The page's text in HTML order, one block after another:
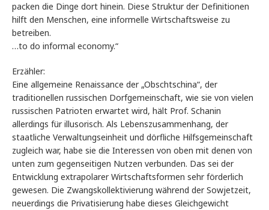
packen die Dinge dort hinein. Diese Struktur der Definitionen
hilft den Menschen, eine informelle Wirtschaftsweise zu
betreiben.
…to do informal economy.“
Erzähler:
Eine allgemeine Renaissance der „Obschtschina“, der
traditionellen russischen Dorfgemeinschaft, wie sie von vielen
russischen Patrioten erwartet wird, hält Prof. Schanin
allerdings für illusorisch. Als Lebenszusammenhang, der
staatliche Verwaltungseinheit und dörfliche Hilfsgemeinschaft
zugleich war, habe sie die Interessen von oben mit denen von
unten zum gegenseitigen Nutzen verbunden. Das sei der
Entwicklung extrapolarer Wirtschaftsformen sehr förderlich
gewesen. Die Zwangskollektivierung während der Sowjetzeit,
neuerdings die Privatisierung habe dieses Gleichgewicht